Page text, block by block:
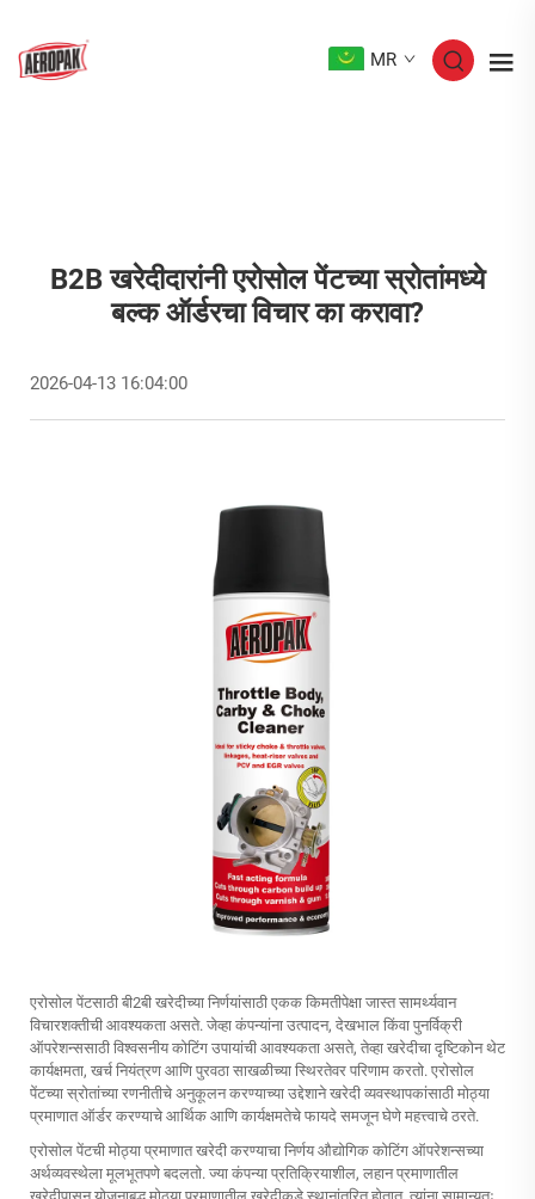
MR
B2B खरेदीदारांनी एरोसोल पेंटच्या स्रोतांमध्ये
बल्क ऑर्डरचा विचार का करावा?
2026-04-13 16:04:00
एरोसोल पेंटसाठी बी2बी खरेदीच्या निर्णयांसाठी एकक किमतीपेक्षा जास्त सामर्थ्यवान
विचारशक्तीची आवश्यकता असते. जेव्हा कंपन्यांना उत्पादन, देखभाल किंवा पुनर्विक्री
ऑपरेशन्ससाठी विश्वसनीय कोटिंग उपायांची आवश्यकता असते, तेव्हा खरेदीचा दृष्टिकोन थेट
कार्यक्षमता, खर्च नियंत्रण आणि पुरवठा साखळीच्या स्थिरतेवर परिणाम करतो. एरोसोल
पेंटच्या स्रोतांच्या रणनीतीचे अनुकूलन करण्याच्या उद्देशाने खरेदी व्यवस्थापकांसाठी मोठ्या
प्रमाणात ऑर्डर करण्याचे आर्थिक आणि कार्यक्षमतेचे फायदे समजून घेणे महत्त्वाचे ठरते.
एरोसोल पेंटची मोठ्या प्रमाणात खरेदी करण्याचा निर्णय औद्योगिक कोटिंग ऑपरेशन्सच्या
अर्थव्यवस्थेला मूलभूतपणे बदलतो. ज्या कंपन्या प्रतिक्रियाशील, लहान प्रमाणातील